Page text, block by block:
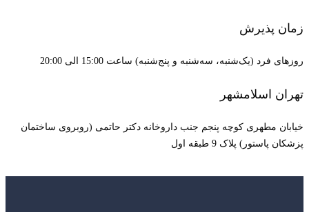
زمان پذیرش
روزهای فرد (یک‌شنبه، سه‌شنبه و پنج‌شنبه) ساعت 15:00 الی 20:00
تهران اسلامشهر
خیابان مطهری کوچه پنجم جنب داروخانه دکتر حاتمی (روبروی ساختمان
پزشکان پاستور) پلاک 9 طبقه اول